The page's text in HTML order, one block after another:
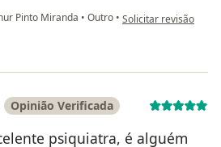
Pinto Miranda • Outro • na opinião do
Solicitar revisão
Opinião Verificada
psiquiatra, é alguém